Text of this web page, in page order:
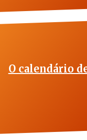
O calendário